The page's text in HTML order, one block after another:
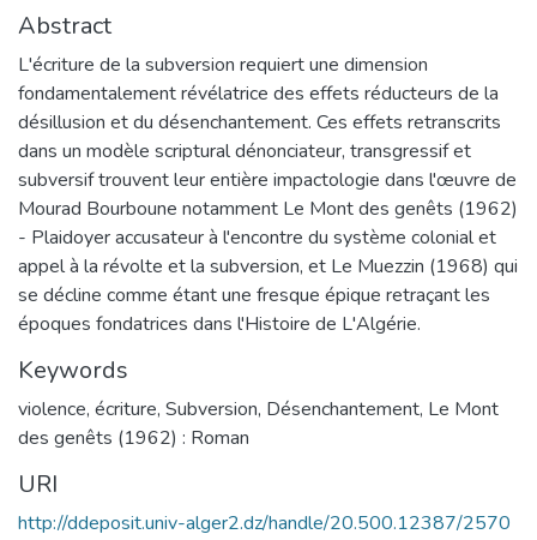
Abstract
L'écriture de la subversion requiert une dimension
fondamentalement révélatrice des effets réducteurs de la
désillusion et du désenchantement. Ces effets retranscrits
dans un modèle scriptural dénonciateur, transgressif et
subversif trouvent leur entière impactologie dans l'œuvre de
Mourad Bourboune notamment Le Mont des genêts (1962)
- Plaidoyer accusateur à l'encontre du système colonial et
appel à la révolte et la subversion, et Le Muezzin (1968) qui
se décline comme étant une fresque épique retraçant les
époques fondatrices dans l'Histoire de L'Algérie.
Keywords
violence, écriture, Subversion, Désenchantement, Le Mont
des genêts (1962) : Roman
URI
http://ddeposit.univ-alger2.dz/handle/20.500.12387/2570